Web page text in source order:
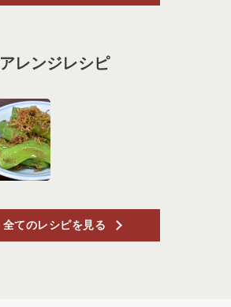
アレンジレシピ
全てのレシピを見る